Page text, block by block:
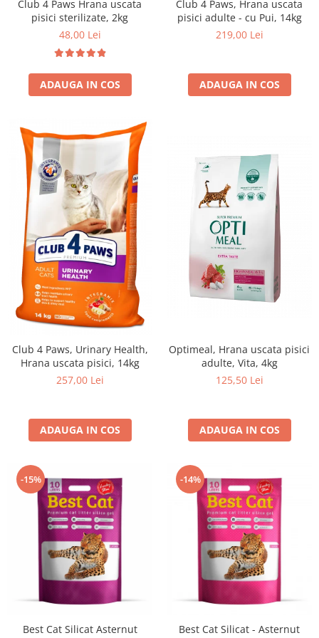
Club 4 Paws Hrana uscata
pisici sterilizate, 2kg
48,00 Lei
ADAUGA IN COS
Club 4 Paws, Hrana uscata
pisici adulte - cu Pui, 14kg
219,00 Lei
ADAUGA IN COS
Club 4 Paws, Urinary Health,
Hrana uscata pisici, 14kg
257,00 Lei
ADAUGA IN COS
Optimeal, Hrana uscata pisici
adulte, Vita, 4kg
125,50 Lei
ADAUGA IN COS
-15%
Best Cat Silicat Asternut
-14%
Best Cat Silicat - Asternut